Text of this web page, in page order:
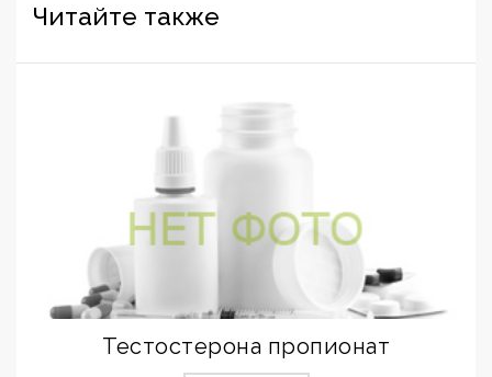
Читайте также
Тестостерона пропионат